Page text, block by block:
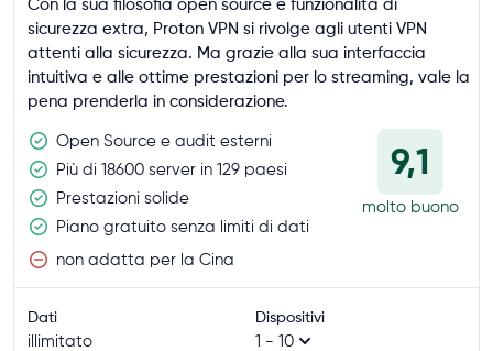
sicurezza extra, Proton VPN si rivolge agli utenti VPN
attenti alla sicurezza. Ma grazie alla sua interfaccia
intuitiva e alle ottime prestazioni per lo streaming, vale la
pena prenderla in considerazione.
Open Source e audit esterni
Più di 18600 server in 129 paesi
Prestazioni solide
Piano gratuito senza limiti di dati
non adatta per la Cina
9,1
molto buono
Dati
illimitato
Dispositivi
1 - 10